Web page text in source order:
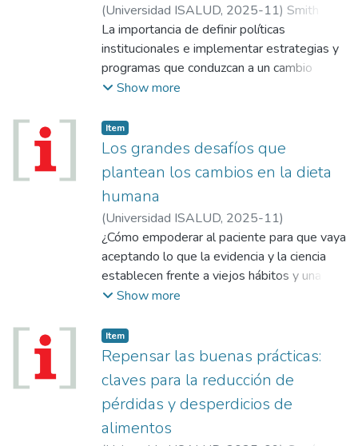
(Universidad ISALUD, 2025-11) Smith
Rodríguez, María Rosa;De Titto, Ernesto
La importancia de definir políticas
institucionales e implementar estrategias y
programas que conduzcan a un cambio
viable: sostenible de la asistencia sanitaria y
modelos de Establecimiento de Atención
de la Salud (EAS), el Hospital Bioclimático
de Susques, en Jujuy, y el Sanatorio
Finochietto, en CABA...
Show more
Item
Los grandes desafíos que
plantean los cambios en la dieta
humana
(Universidad ISALUD, 2025-11)
¿Cómo empoderar al paciente para que vaya
aceptando lo que la evidencia y la ciencia
establecen frente a viejos hábitos y una
oleada de modernidad líquida, donde todo
del Dr. Alberto Cormillot y las tendencias en
la producción y consumo de alimentos que
ponen a los estudiantes y futuros
profesionales frente a nuevos desafíos...
Show more
Item
Repensar las buenas prácticas:
claves para la reducción de
pérdidas y desperdicios de
alimentos